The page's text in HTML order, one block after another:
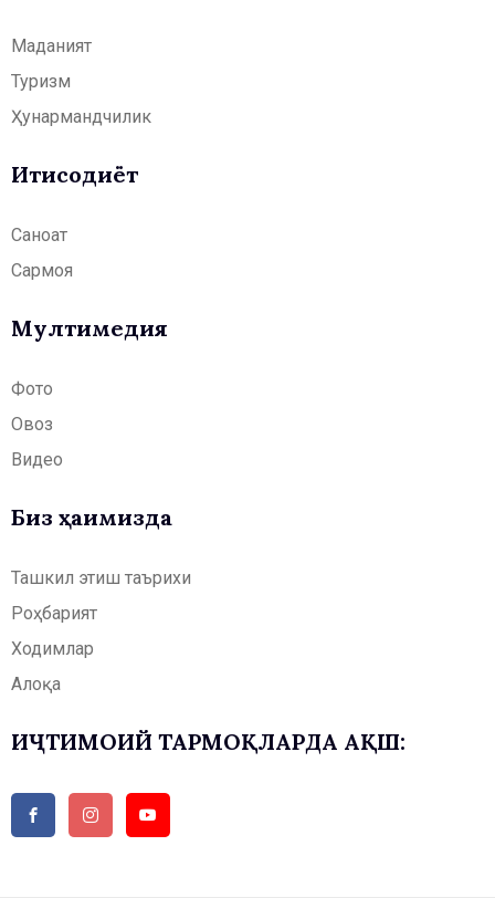
Маданият
Туризм
Ҳунармандчилик
Иқтисодиёт
Саноат
Сармоя
Мултимедия
Фото
Овоз
Видео
Биз ҳақимизда
Ташкил этиш таърихи
Роҳбарият
Ходимлар
Алоқа
ИҶТИМОИЙ ТАРМОҚЛАРДА АҚШ: